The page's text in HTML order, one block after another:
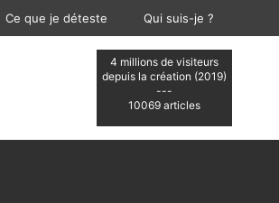
Ce que je déteste Qui suis-je ?
4 millions de visiteurs
depuis la création (2019)
---
10069 articles